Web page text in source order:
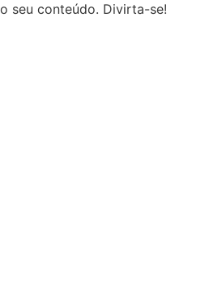
o seu conteúdo. Divirta-se!